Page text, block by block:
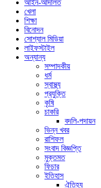
আইন-আদালত
খেলা
শিক্ষা
বিনোদন
সোশ্যাল মিডিয়া
লাইফস্টাইল
অন্যান্য
সম্পাদকীয়
ধর্ম
স্বাস্থ্য
প্রযুক্তি
কৃষি
চাকরি
বদলি-পদায়ন
ভিন্ন খবর
রাশিফল
সংবাদ বিজ্ঞপ্তি
মুক্তমত
ফিচার
ইতিহাস
ঐতিহ্য